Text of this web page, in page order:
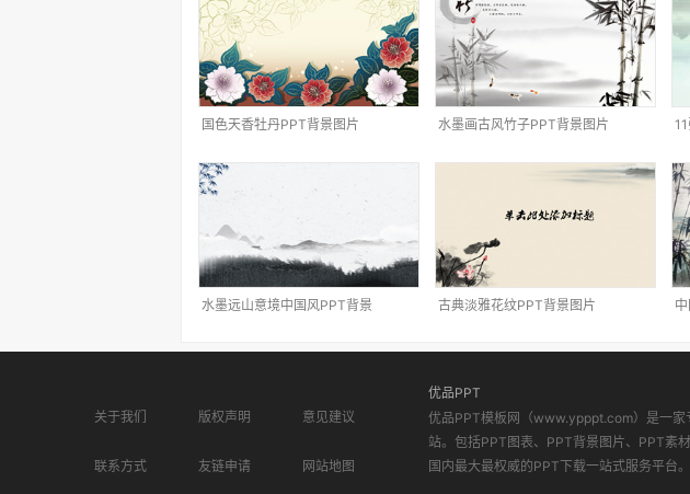
国色天香牡丹PPT背景图片 水墨画古风竹子PPT背景图片
水墨远山意境中国风PPT背景 古典淡雅花纹PPT背景图片
关于我们 版权声明 意见建议
联系方式 友链申请 网站地图
优品PPT
优品PPT模板网（www.ypppt.com）是一家
站。包括PPT图表、PPT背景图片、PPT素
国内最大最权威的PPT下载一站式服务平台。